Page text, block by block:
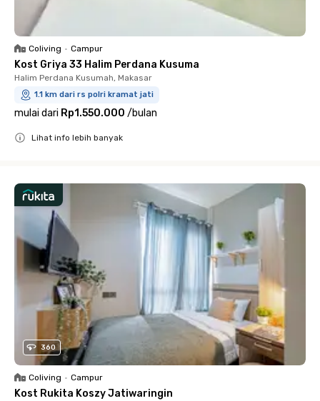
Coliving • Campur
Kost Griya 33 Halim Perdana Kusuma
Halim Perdana Kusumah, Makasar
1.1 km dari rs polri kramat jati
mulai dari Rp1.550.000 /bulan
Lihat info lebih banyak
360
Coliving • Campur
Kost Rukita Koszy Jatiwaringin